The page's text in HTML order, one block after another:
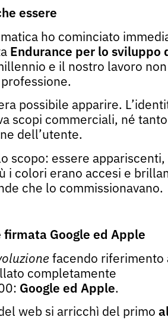
essere
ho cominciato
Endurance per lo sviluppo
e il nostro lavoro
possibile apparire.
scopi commerciali, né
dell’utente.
scopo: essere
i colori erano accesi e
che lo commissionavano.
firmata Google ed Apple
facendo riferimento
completamente
Google ed Apple.
web si arricchì del primo